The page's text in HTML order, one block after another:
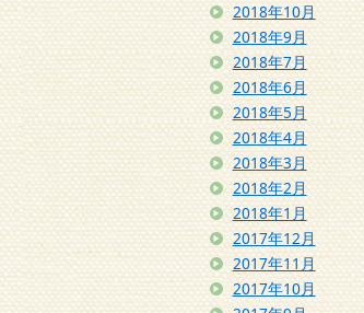
2018年10月
2018年9月
2018年7月
2018年6月
2018年5月
2018年4月
2018年3月
2018年2月
2018年1月
2017年12月
2017年11月
2017年10月